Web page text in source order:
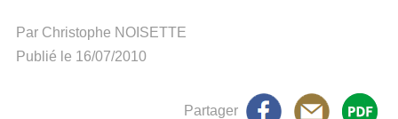
Par Christophe NOISETTE
Publié le 16/07/2010
Partager